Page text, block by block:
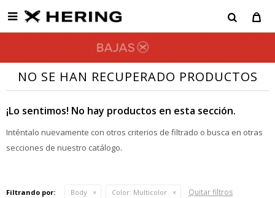

NO SE HAN RECUPERADO PRODUCTOS
¡Lo sentimos! No hay productos en esta sección.
Inténtalo nuevamente con otros criterios de filtrado o busca en otras
secciones de nuestro catálogo.
Filtrando por: Body Color: Multicolor Quitar filtros